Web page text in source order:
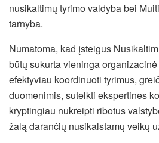
nusikaltimų tyrimo valdyba bei
tarnyba.
Numatoma, kad įsteigus
būtų sukurta vieninga
efektyviau koordinuoti tyrimus,
duomenimis, sutelkti ekspertines
kryptingiau nukreipti ribotus
žalą darančių nusikalstamų veikų